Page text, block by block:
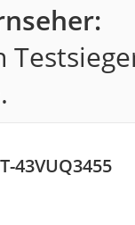
43VUQ3455